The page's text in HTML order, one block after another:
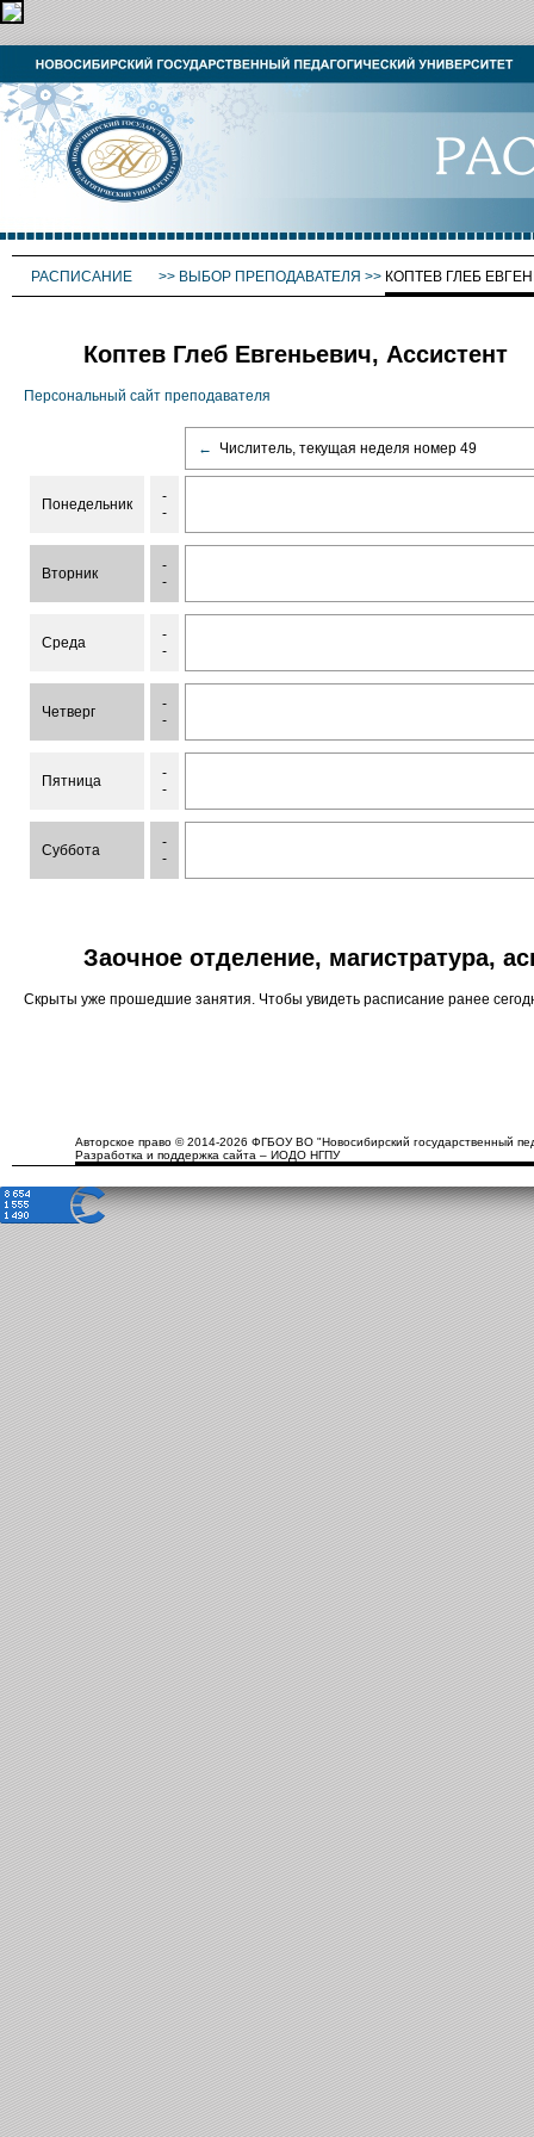
РАСПИСАНИЕ >> ВЫБОР ПРЕПОДАВАТЕЛЯ >> КОПТЕВ ГЛЕБ
Коптев Глеб Евгеньевич, Ассистент
Персональный сайт преподавателя
← Числитель, текущая неделя номер 49
Понедельник
-
-
Вторник
-
-
Среда
-
-
Четверг
-
-
Пятница
-
-
Суббота
-
-
Заочное отделение, магистратура,
Скрыты уже прошедшие занятия. Чтобы увидеть расписание ранее
Авторское право © 2014-2026 ФГБОУ ВО "Новосибирский государственный
Разработка и поддержка сайта – ИОДО НГПУ